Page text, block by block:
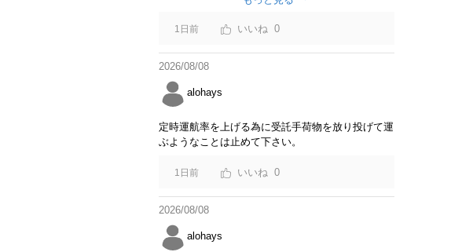
1日前 0
2026/08/08
alohays
定時運航率を上げる為に受託手荷物を放り投げて運
ぶようなことは止めて下さい。
1日前 0
2026/08/08
alohays